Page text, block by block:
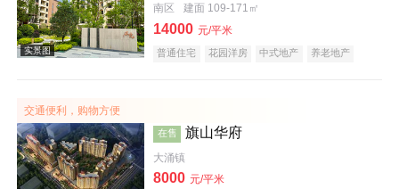
效果图
南区 建面 109-171㎡
14000 元/平米
普通住宅 花园洋房 中式地产 养老地产
交通便利，购物方便
在售 旗山华府
大涌镇
8000 元/平米